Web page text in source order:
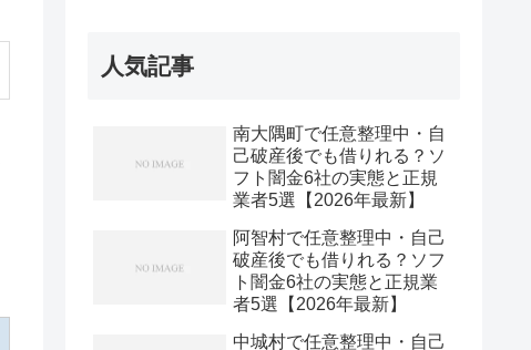
人気記事
南大隅町で任意整理中・自
己破産後でも借りれる？ソ
フト闇金6社の実態と正規
業者5選【2026年最新】
阿智村で任意整理中・自己
破産後でも借りれる？ソフ
ト闇金6社の実態と正規業
者5選【2026年最新】
中城村で任意整理中・自己